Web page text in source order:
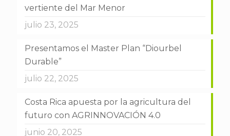
vertiente del Mar Menor
julio 23, 2025
Presentamos el Master Plan “Diourbel
Durable”
julio 22, 2025
Costa Rica apuesta por la agricultura del
futuro con AGRINNOVACIÓN 4.0
junio 20, 2025